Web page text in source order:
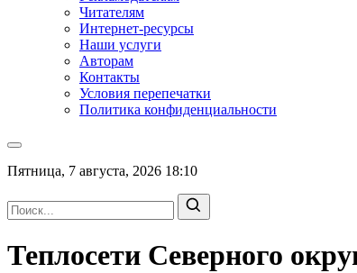
Читателям
Интернет-ресурсы
Наши услуги
Авторам
Контакты
Условия перепечатки
Политика конфиденциальности
Пятница, 7 августа, 2026 18:10
Теплосети Северного